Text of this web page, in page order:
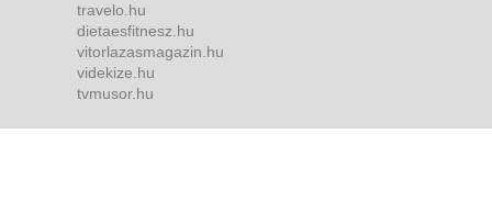
travelo.hu
dietaesfitnesz.hu
vitorlazasmagazin.hu
videkize.hu
tvmusor.hu